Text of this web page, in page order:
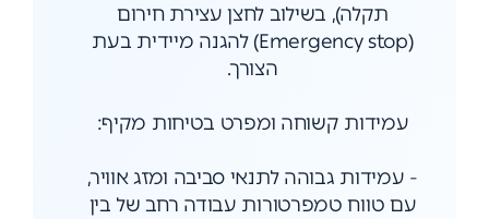
תקלה), בשילוב לחצן עצירת חירום
(Emergency stop) להגנה מיידית בעת
הצורך.
עמידות קשוחה ומפרט בטיחות מקיף:
- עמידות גבוהה לתנאי סביבה ומזג אוויר,
עם טווח טמפרטורות עבודה רחב של בין